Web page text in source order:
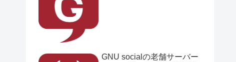
GNU socialの老舗サーバー